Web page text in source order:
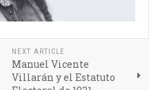
NEXT ARTICLE
Manuel Vicente
Villarán y el Estatuto